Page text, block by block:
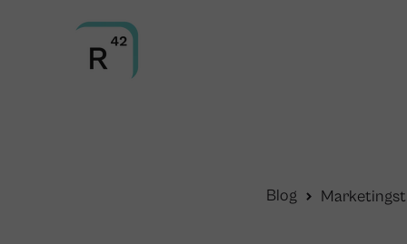
Blog